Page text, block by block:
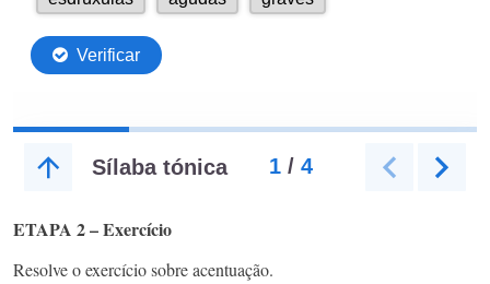
ETAPA 2 – Exercício
Resolve o exercício sobre acentuação.